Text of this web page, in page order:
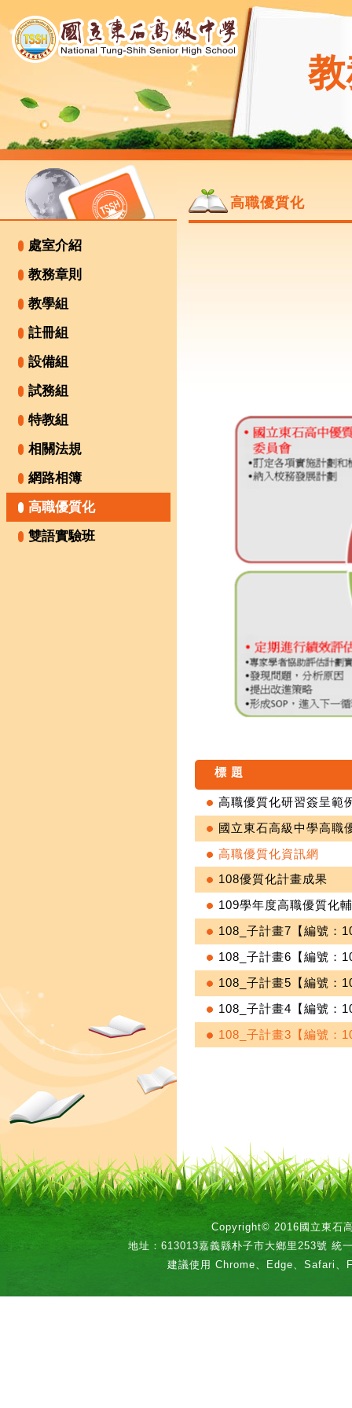
處室介紹
教務章則
教學組
註冊組
設備組
試務組
特教組
相關法規
網路相簿
高職優質化
雙語實驗班
高職優質化
標 題
高職優質化研習簽呈範
國立東石高級中學高職
高職優質化資訊網
108優質化計畫成果
109學年度高職優質化
108_子計畫7【編號：
108_子計畫6【編號：
108_子計畫5【編號：
108_子計畫4【編號：
108_子計畫3【編號：
Copyright© 2016國立東石
地址：613013嘉義縣朴子市大鄉里253號 統
建議使用 Chrome、Edge、Safari